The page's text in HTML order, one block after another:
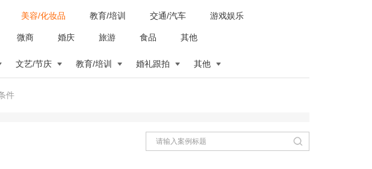
美容/化妆品 教育/培训 交通/汽车 游戏娱乐
微商 婚庆 旅游 食品 其他
文艺/节庆 教育/培训 婚礼跟拍 其他
件